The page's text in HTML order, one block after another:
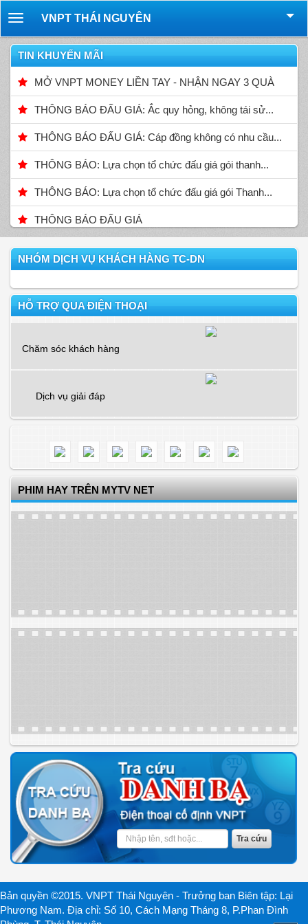
Toggle
navigation
VNPT THÁI NGUYÊN
TIN KHUYẾN MÃI
MỞ VNPT MONEY LIỀN TAY - NHẬN NGAY 3 QUÀ
THÔNG BÁO ĐẤU GIÁ: Ắc quy hỏng, không tái sử...
THÔNG BÁO ĐẤU GIÁ: Cáp đồng không có nhu cầu...
THÔNG BÁO: Lựa chọn tổ chức đấu giá gói thanh...
THÔNG BÁO: Lựa chọn tổ chức đấu giá gói Thanh...
THÔNG BÁO ĐẤU GIÁ
NHÓM DỊCH VỤ KHÁCH HÀNG TC-DN
HỖ TRỢ QUA ĐIỆN THOẠI
Chăm sóc khách hàng
Dịch vụ giải đáp
PHIM HAY TRÊN MYTV NET
Bản quyền ©2015. VNPT Thái Nguyên - Trưởng ban Biên tập: Lại
Phương Nam. Địa chỉ: Số 10, Cách Mạng Tháng 8, P.Phan Đình